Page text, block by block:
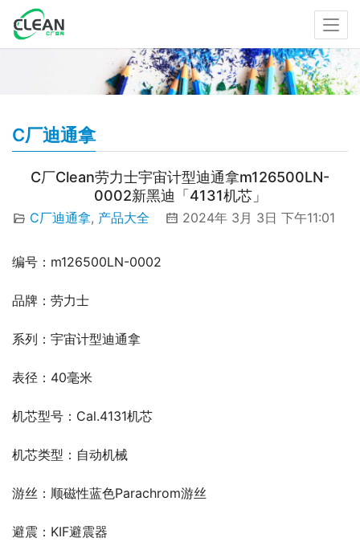
C厂迪通拿
C厂Clean劳力士宇宙计型迪通拿m126500LN-
0002新黑迪「4131机芯」
C厂迪通拿, 产品大全 2024年 3月 3日 下午11:01
编号：m126500LN-0002
品牌：劳力士
系列：宇宙计型迪通拿
表径：40毫米
机芯型号：Cal.4131机芯
机芯类型：自动机械
游丝：顺磁性蓝色Parachrom游丝
避震：KIF避震器